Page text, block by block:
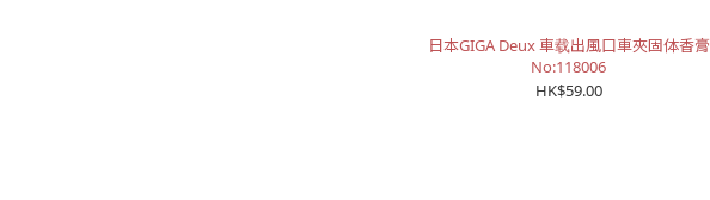
日本GIGA Deux 車载出風口車夾固体香膏
No:118006
HK$59.00